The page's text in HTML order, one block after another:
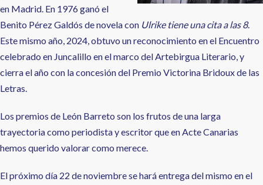
en Madrid. En 1976 ganó el
Benito Pérez Galdós de novela con Ulrike tiene una cita a las 8.
Este mismo año, 2024, obtuvo un reconocimiento en el Encuentro
celebrado en Juncalillo en el marco del Artebirgua Literario, y
cierra el año con la concesión del Premio Victorina Bridoux de las
Letras.
Los premios de León Barreto son los frutos de una larga
trayectoria como periodista y escritor que en Acte Canarias
hemos querido valorar como merece.
El próximo día 22 de noviembre se hará entrega del mismo en el